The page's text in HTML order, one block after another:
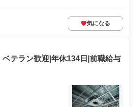
気になる
ベテラン歓迎|年休134日|前職給与